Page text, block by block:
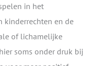
in het
kinderrechten en de
of lichamelijke
soms onder druk bij